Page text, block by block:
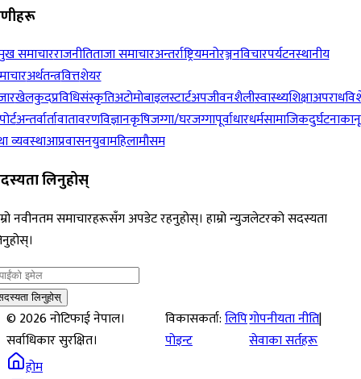
समाचारराजनीतिताजा समाचारअन्तर्राष्ट्रियमनोरञ्जनविचारपर्यटनस्थानीय
अर्थतन्त्रवित्तशेयर
खेलकुदप्रविधिसंस्कृतिअटोमोबाइलस्टार्टअपजीवनशैलीस्वास्थ्यशिक्षाअपराध
अन्तर्वार्तावातावरणविज्ञानकृषिजग्गा/घरजग्गापूर्वाधारधर्मसामाजिकदुर्घटना
व्यवस्थाआप्रवासनयुवामहिलामौसम
लिनुहोस्
नवीनतम समाचारहरूसँग अपडेट रहनुहोस्। हाम्रो न्युजलेटरको सदस्यता
लिनुहोस्
©2026नोटिफाई नेपाल।
सर्वाधिकार सुरक्षित।
विकासकर्ता:लिपि
पोइन्ट
गोपनीयता नीति|
सेवाका सर्तहरू
होम